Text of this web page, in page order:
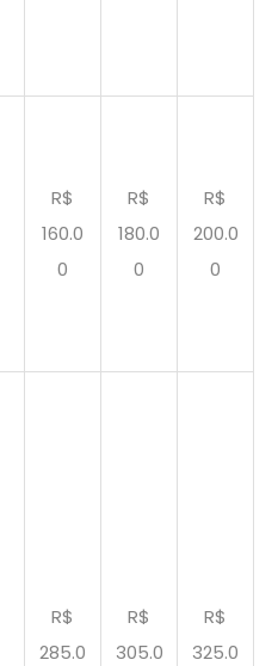
R$
160.0
0
R$
180.0
0
R$
200.0
0
R$
285.0
R$
305.0
R$
325.0